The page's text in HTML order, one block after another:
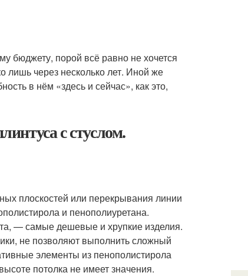
бюджету, порой всё равно не хочется
лишь через несколько лет. Иной же
в нём «здесь и сейчас», как это,
с стуслом.
плоскостей или перекрывания линии
и пенополиуретана.
— самые дешевые и хрупкие изделия.
не позволяют выполнить сложный
элементы из пенополистирола
потолка не имеет значения.